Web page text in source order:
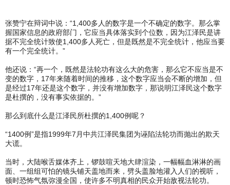
张赞宁在辩词中说：“1,400多人的数字是一个不确定的数字。那么掌
握国家信息的政府部门，它应当具体落实到个位数，因为江泽民是讲
据不完全统计致使1,400多人死亡，但是既然是不完全统计，他应当要
有一个完全统计。”
他还说：“再一个，既然是法轮功有这么大的危害，那么它不应当是不
变的数字，17年来随着时间的推移，这个数字应当会不断的增加，但
是经过17年还是这个数字，并没有增加数字，那说明江泽民这个数字
是杜撰的，没有事实依据的。”
那么到底什么是江泽民所杜撰的1,400例呢？
“1400例”是指1999年7月中共江泽民集团为诬陷法轮功而抛出的欺天
大谎。
当时，大陆喉舌媒体齐上，锣鼓喧天地大肆渲染，一幅幅血淋淋的画
面、一组组可怕的镜头铺天盖地而来，劈头盖脸地灌入人们的视听，
顿时恐怖气氛弥漫全国，使许多不明真相的民众开始敌视法轮功。